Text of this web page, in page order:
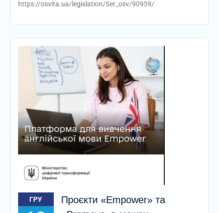
https://osvita.ua/legislation/Ser_osv/90959/
ГРУ
Проєкти «Empower» та